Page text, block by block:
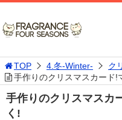
TOP 4.冬-Winter-
ク
手作りのクリスマスカード!
手作りのクリスマスカ
く!